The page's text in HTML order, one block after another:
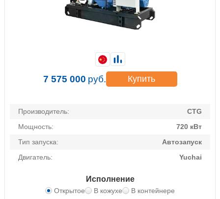
Производитель:
CTG
Мощность:
720 кВт
Тип запуска:
Автозапуск
Двигатель:
Yuchai
Исполнение
Открытое В кожухе В контейнере
7 575 000 руб. Купить